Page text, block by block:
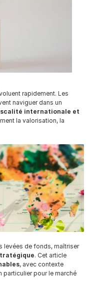
rapidement. Les
naviguer dans un
internationale et
la valorisation, la
levées de fonds, maîtriser
. Cet article
, avec contexte
particulier pour le marché